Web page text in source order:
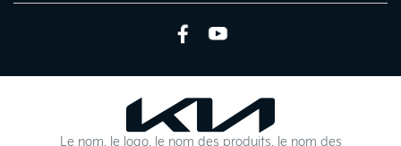
Le nom, le logo, le nom des produits, le nom des